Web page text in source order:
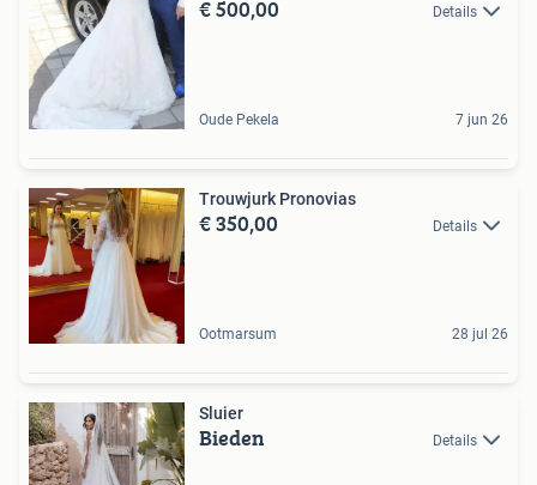
€ 500,00 Details
Oude Pekela 7 jun 26
Trouwjurk Pronovias
€ 350,00 Details
Ootmarsum 28 jul 26
Sluier
Bieden Details